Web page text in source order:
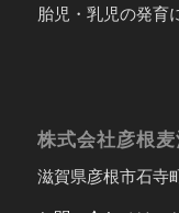
胎児・乳児の発育
株式会社彦根
滋賀県彦根市石寺